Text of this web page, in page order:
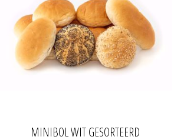
MINIBOL WIT GESORTEERD